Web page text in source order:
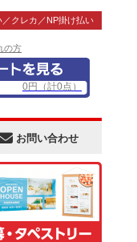
／クレカ／NP掛け払い
の方
0円 （計0点）
お問い合わせ